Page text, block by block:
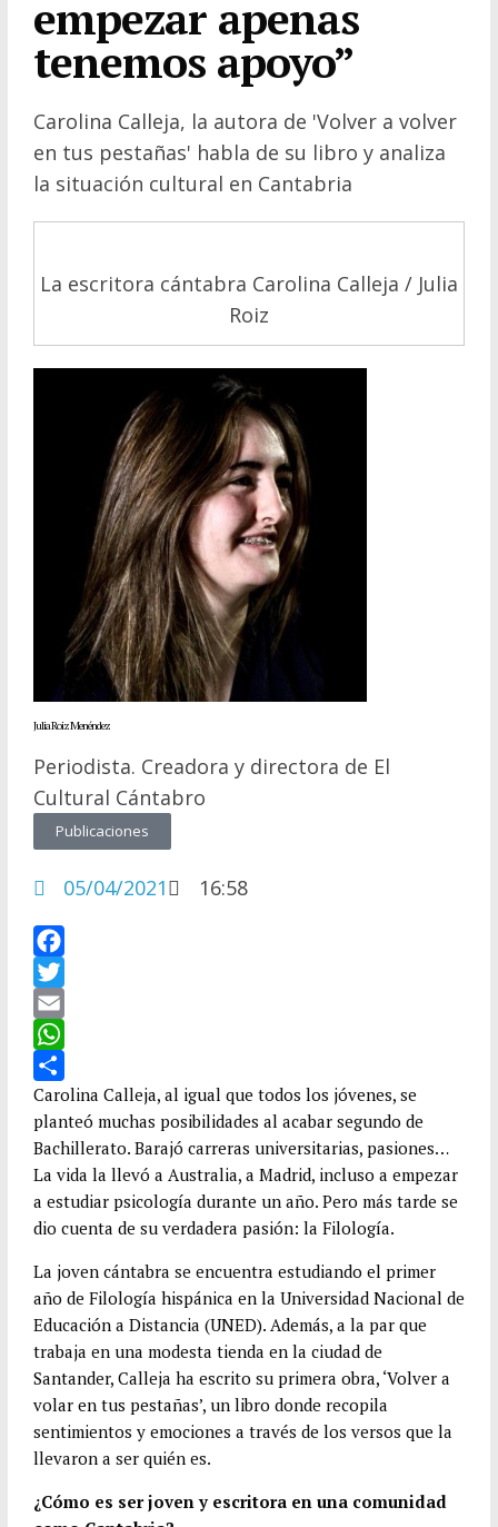
empezar apenas
tenemos apoyo”
Carolina Calleja, la autora de 'Volver a volver
en tus pestañas' habla de su libro y analiza
la situación cultural en Cantabria
La escritora cántabra Carolina Calleja / Julia
Roiz
Julia Roiz Menéndez
Periodista. Creadora y directora de El
Cultural Cántabro
Publicaciones
05/04/2021 16:58
F
a
c
e
b
o
o
k
T
w
t
t
e
r
E
m
a
i
l
W
h
a
t
s
A
p
C
o
m
p
a
t
i
r
Carolina Calleja, al igual que todos los jóvenes, se
planteó muchas posibilidades al acabar segundo de
Bachillerato. Barajó carreras universitarias, pasiones…
La vida la llevó a Australia, a Madrid, incluso a empezar
a estudiar psicología durante un año. Pero más tarde se
dio cuenta de su verdadera pasión: la Filología.
La joven cántabra se encuentra estudiando el primer
año de Filología hispánica en la Universidad Nacional de
Educación a Distancia (UNED). Además, a la par que
trabaja en una modesta tienda en la ciudad de
Santander, Calleja ha escrito su primera obra, ‘Volver a
volar en tus pestañas’, un libro donde recopila
sentimientos y emociones a través de los versos que la
llevaron a ser quién es.
¿Cómo es ser joven y escritora en una comunidad